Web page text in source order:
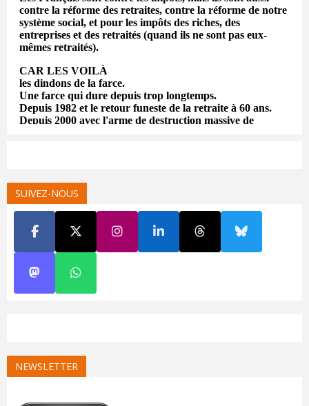
SUIVEZ-NOUS
NEWSLETTER